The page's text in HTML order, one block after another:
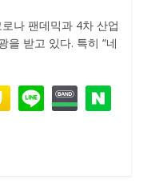
나 팬데믹과 4차 산업
을 받고 있다. 특히 “네